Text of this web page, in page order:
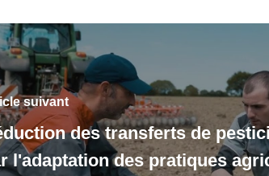
suivant
des transferts de
l'adaptation des pratiques